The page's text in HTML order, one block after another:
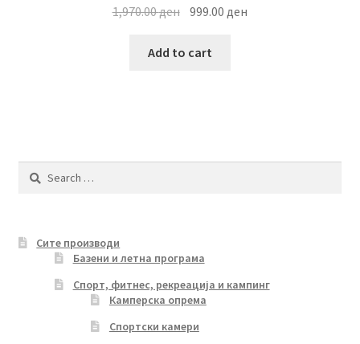
1,970.00ден Original
was:
999.00ден
Add to cart
Search
Сите производи
Базени и летна програма
Спорт, фитнес, рекреација и кампинг
Камперска опрема
Спортски камери